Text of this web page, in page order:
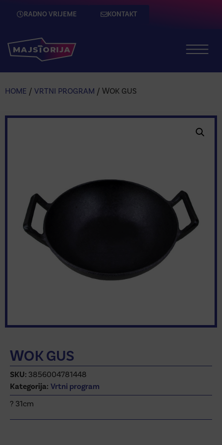
RADNO VRIJEME KONTAKT
HOME / VRTNI PROGRAM / WOK GUS
WOK GUS
SKU: 3856004781448
Kategorija: Vrtni program
? 31cm